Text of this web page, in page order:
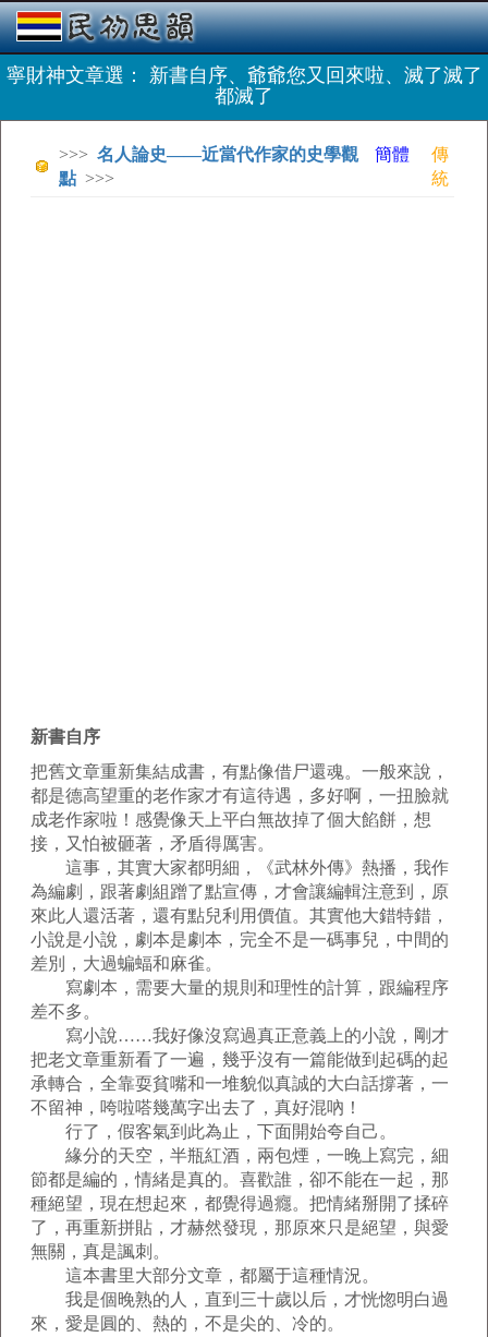
寧財神文章選： 新書自序、爺爺您又回來啦、滅了滅了
都滅了
>>> 名人論史——近當代作家的史學觀
點 >>>
簡體
傳
統
新書自序
把舊文章重新集結成書，有點像借尸還魂。一般來說，
都是德高望重的老作家才有這待遇，多好啊，一扭臉就
成老作家啦！感覺像天上平白無故掉了個大餡餅，想
接，又怕被砸著，矛盾得厲害。
這事，其實大家都明細，《武林外傳》熱播，我作
為編劇，跟著劇組蹭了點宣傳，才會讓編輯注意到，原
來此人還活著，還有點兒利用價值。其實他大錯特錯，
小說是小說，劇本是劇本，完全不是一碼事兒，中間的
差別，大過蝙蝠和麻雀。
寫劇本，需要大量的規則和理性的計算，跟編程序
差不多。
寫小說……我好像沒寫過真正意義上的小說，剛才
把老文章重新看了一遍，幾乎沒有一篇能做到起碼的起
承轉合，全靠耍貧嘴和一堆貌似真誠的大白話撐著，一
不留神，咵啦嗒幾萬字出去了，真好混吶！
行了，假客氣到此為止，下面開始夸自己。
緣分的天空，半瓶紅酒，兩包煙，一晚上寫完，細
節都是編的，情緒是真的。喜歡誰，卻不能在一起，那
種絕望，現在想起來，都覺得過癮。把情緒掰開了揉碎
了，再重新拼貼，才赫然發現，那原來只是絕望，與愛
無關，真是諷刺。
這本書里大部分文章，都屬于這種情況。
我是個晚熟的人，直到三十歲以后，才恍惚明白過
來，愛是圓的、熱的，不是尖的、冷的。